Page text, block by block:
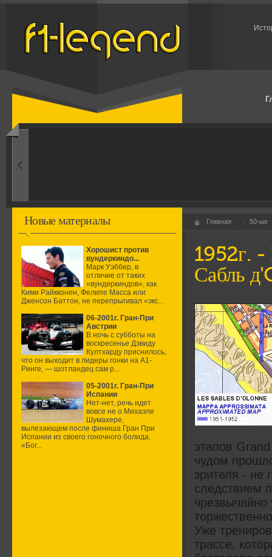
1960-ые
Новые материалы
Хорошист против
вундеркиндо...
Марк Уэббер, в
отличие от таких
«вундеркиндов», как
Кими Райкконен, Фелипе Масса или
Дженсон Баттон, не перепрыгивал «экс...
06-2001г. Гран-При
Австрии
В ночь с субботы на
воскресенье Дэвиду
Култхарду приснилось,
что он выходит в лидеры гонки на А1-
Ринге, — шотландец сам р...
05-2001г. Гран-При
Испании
Нет-нет, речь идет
вовсе не о Михаэле
Шумахере,
вылезающем после финиша Гран При
Испании из своего гоночного болида.
«Бог...
Главная 50-ые
1952г. -
Сабль
этапов
чудом
зрителя - не
следствием
чрезвычайно
Уже
трассе,